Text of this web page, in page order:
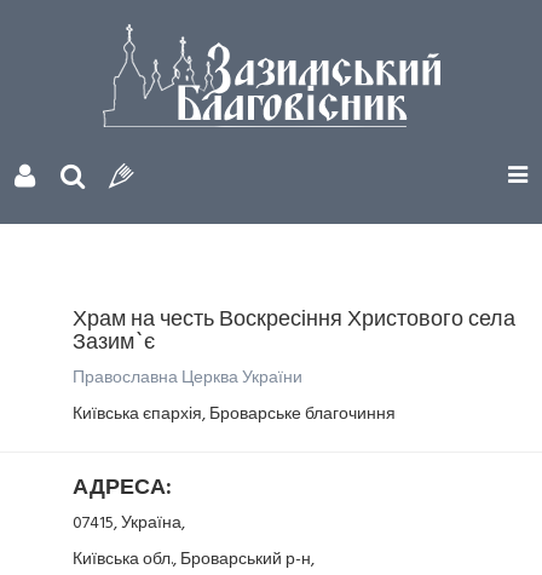
Храм на честь Воскресіння Христового села
Зазим`є
Православна Церква України
Київська єпархія, Броварське благочиння
АДРЕСА:
07415, Україна,
Київська обл., Броварський р-н,